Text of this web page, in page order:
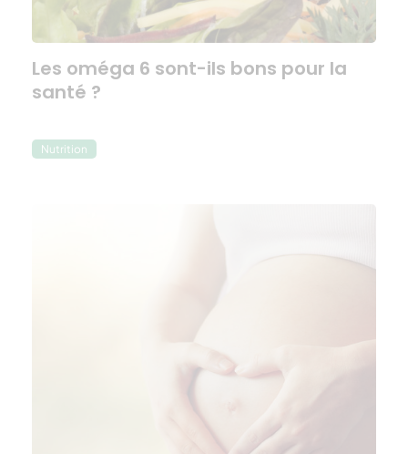
Les oméga 6 sont-ils bons pour la
santé ?
Nutrition